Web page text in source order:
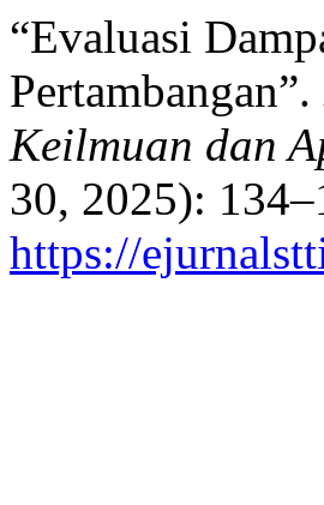
“Evaluasi
Pertambangan”.
Keilmuan dan
30, 2025):
https://